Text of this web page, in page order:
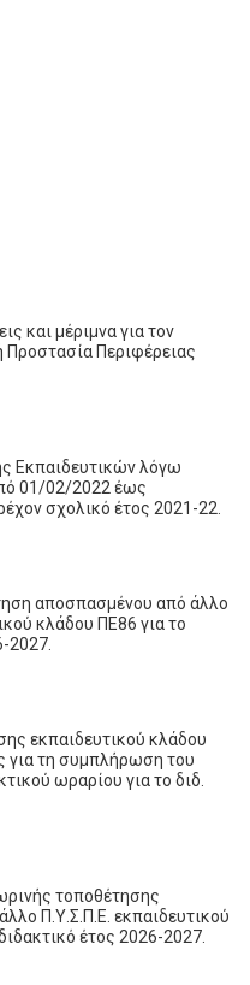
και μέριμνα για τον
Περιφέρειας
Εκπαιδευτικών λόγω
01/02/2022 έως
σχολικό έτος 2021-22.
αποσπασμένου από άλλο
κλάδου ΠΕ86 για το
2027.
εκπαιδευτικού κλάδου
για τη συμπλήρωση του
ωραρίου για το διδ.
τοποθέτησης
Π.Υ.Σ.Π.Ε. εκπαιδευτικού
έτος 2026-2027.